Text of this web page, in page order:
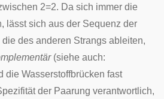
2=2. Da sich immer die
lässt sich aus der Sequenz der
des anderen Strangs ableiten,
(siehe auch:
die Wasserstoffbrücken fast
der Paarung verantwortlich,